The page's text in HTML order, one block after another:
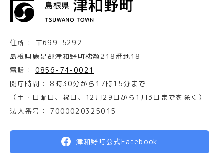
住所：
〒699-5292
島根県鹿足郡津和野町枕瀬218番地18
電話：
0856-74-0021
開庁時間：
8時30分から17時15分まで
（土・日曜日、祝日、12月29日から1月3日までを除く）
法人番号：
7000020325015
津和野町公式Facebook